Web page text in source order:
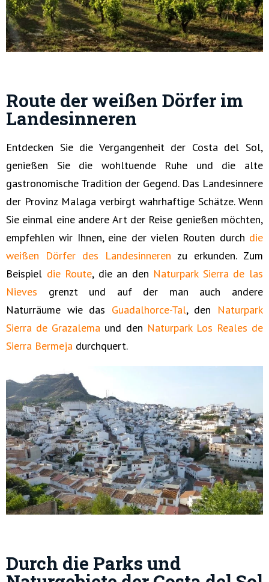
Route der weißen Dörfer im
Landesinneren
Entdecken Sie die Vergangenheit der Costa del Sol,
genießen Sie die wohltuende Ruhe und die alte
gastronomische Tradition der Gegend. Das Landesinnere
der Provinz Malaga verbirgt wahrhaftige Schätze. Wenn
Sie einmal eine andere Art der Reise genießen möchten,
empfehlen wir Ihnen, eine der vielen Routen durch die
weißen Dörfer des Landesinneren zu erkunden. Zum
Beispiel die Route, die an den Naturpark Sierra de las
Nieves grenzt und auf der man auch andere
Naturräume wie das Guadalhorce-Tal, den Naturpark
Sierra de Grazalema und den Naturpark Los Reales de
Sierra Bermeja durchquert.
Durch die Parks und